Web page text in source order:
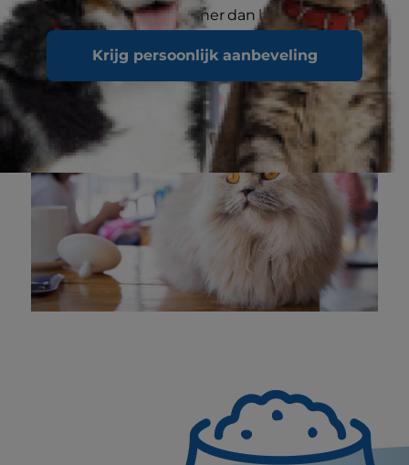
Krijg persoonlijk aanbeveling
onderlinge variaties kleiner dan bijvoorbeeld die
tussen een rottweiler en een beagle.